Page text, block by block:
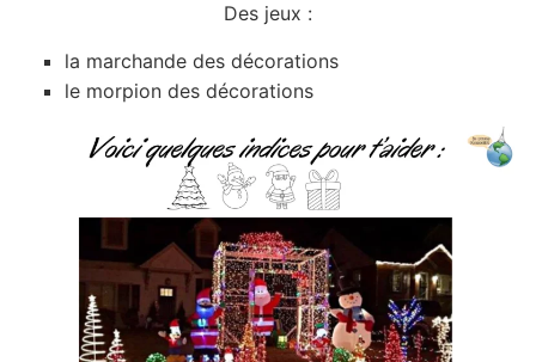
Des jeux :
la marchande des décorations
le morpion des décorations